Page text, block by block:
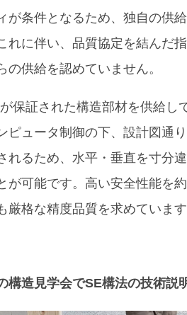
が条件となるため、独自の供
れに伴い、品質協定を結んだ
の供給を認めていません。
保証された構造部材を供給し
ピュータ制御の下、設計図通
れるため、水平・垂直を寸分
が可能です。高い安全性能を
厳格な精度品質を求めていま
構造見学会でSE構法の技術説